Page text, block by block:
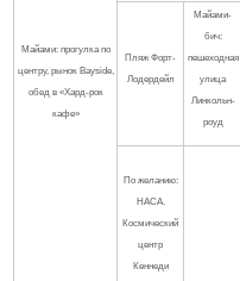
Майами: прогулка по
центру, рынок Bayside,
обед в «Хард-рок
кафе»
Пляж Форт-
Лодердейл
Майами-
бич:
пешеходная
улица
Линкольн-
роуд
По желанию:
НАСА.
Космический
центр
Кеннеди